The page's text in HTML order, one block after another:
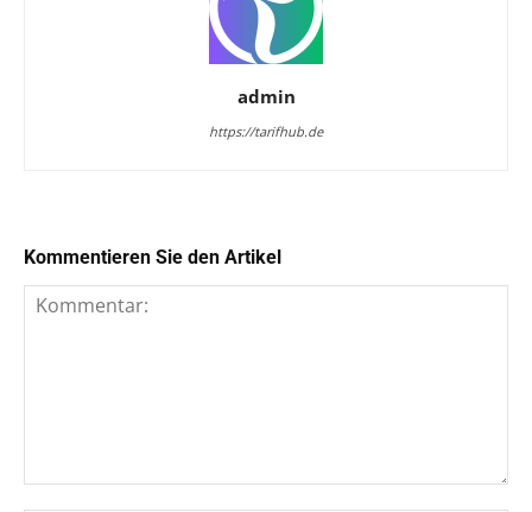
admin
https://tarifhub.de
Kommentieren Sie den Artikel